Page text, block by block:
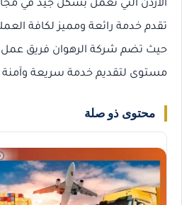
الاردن التي تعمل بشكل جيد في
تقدم خدمة رائعة ومميز لكافة
حيث تضم شركة الرهوان فريق
مستوى لتقديم خدمة سريعة وآمنة
محتوى ذو صلة